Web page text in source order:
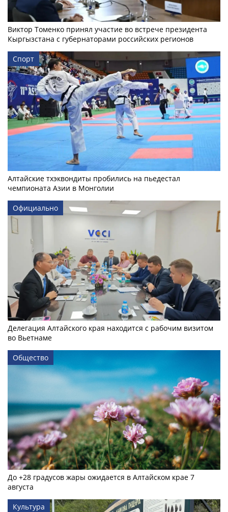
Виктор Томенко принял участие во встрече президента
Кыргызстана с губернаторами российских регионов
Спорт
Алтайские тхэквондиты пробились на пьедестал
чемпионата Азии в Монголии
Официально
Делегация Алтайского края находится с рабочим визитом
во Вьетнаме
Общество
До +28 градусов жары ожидается в Алтайском крае 7
августа
Культура